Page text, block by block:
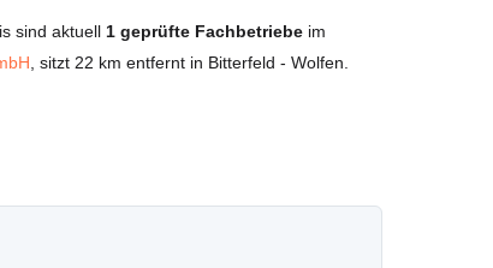
sind aktuell 1 geprüfte Fachbetriebe im
, sitzt 22 km entfernt in Bitterfeld - Wolfen.